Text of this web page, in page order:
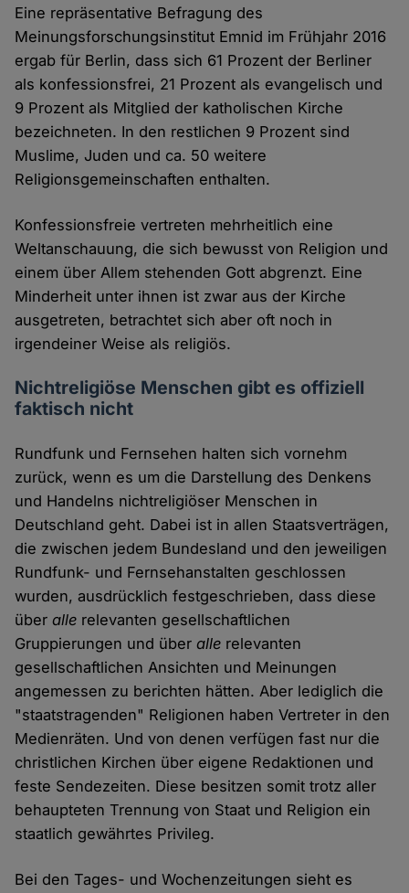
Eine repräsentative Befragung des
Meinungsforschungsinstitut Emnid im Frühjahr 2016
ergab für Berlin, dass sich 61 Prozent der Berliner
als konfessionsfrei, 21 Prozent als evangelisch und
9 Prozent als Mitglied der katholischen Kirche
bezeichneten. In den restlichen 9 Prozent sind
Muslime, Juden und ca. 50 weitere
Religionsgemeinschaften enthalten.
Konfessionsfreie vertreten mehrheitlich eine
Weltanschauung, die sich bewusst von Religion und
einem über Allem stehenden Gott abgrenzt. Eine
Minderheit unter ihnen ist zwar aus der Kirche
ausgetreten, betrachtet sich aber oft noch in
irgendeiner Weise als religiös.
Nichtreligiöse Menschen gibt es offiziell
faktisch nicht
Rundfunk und Fernsehen halten sich vornehm
zurück, wenn es um die Darstellung des Denkens
und Handelns nichtreligiöser Menschen in
Deutschland geht. Dabei ist in allen Staatsverträgen,
die zwischen jedem Bundesland und den jeweiligen
Rundfunk- und Fernsehanstalten geschlossen
wurden, ausdrücklich festgeschrieben, dass diese
überalle relevanten gesellschaftlichen
Gruppierungen und überalle relevanten
gesellschaftlichen Ansichten und Meinungen
angemessen zu berichten hätten. Aber lediglich die
"staatstragenden" Religionen haben Vertreter in den
Medienräten. Und von denen verfügen fast nur die
christlichen Kirchen über eigene Redaktionen und
feste Sendezeiten. Diese besitzen somit trotz aller
behaupteten Trennung von Staat und Religion ein
staatlich gewährtes Privileg.
Bei den Tages- und Wochenzeitungen sieht es